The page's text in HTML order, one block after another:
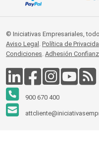
© Iniciativas Empresariales,
Aviso Legal Política de
Condiciones Adhesión
900 670 400